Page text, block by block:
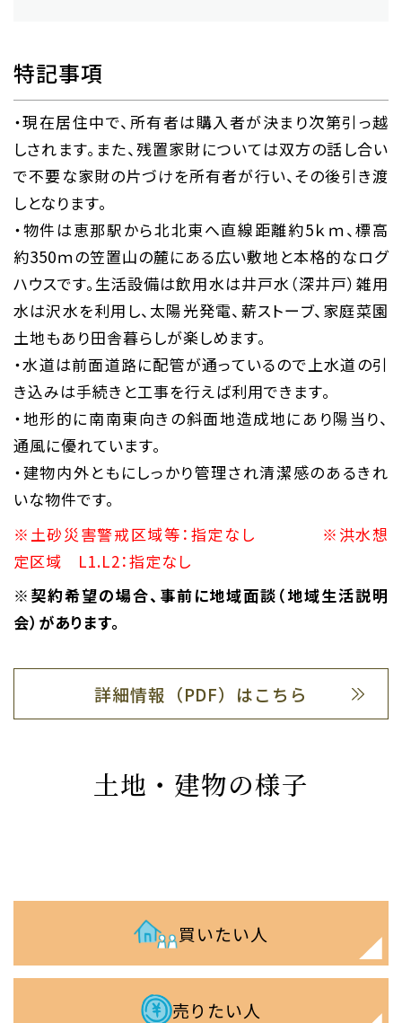
特記事項
・現在居住中で、所有者は購入者が決まり次第引っ越
しされます。また、残置家財については双方の話し合い
で不要な家財の片づけを所有者が行い、その後引き渡
しとなります。
・物件は恵那駅から北北東へ直線距離約5ｋｍ、標高
約350ｍの笠置山の麓にある広い敷地と本格的なログ
ハウスです。生活設備は飲用水は井戸水（深井戸）雑用
水は沢水を利用し、太陽光発電、薪ストーブ、家庭菜園
土地もあり田舎暮らしが楽しめます。
・水道は前面道路に配管が通っているので上水道の引
き込みは手続きと工事を行えば利用できます。
・地形的に南南東向きの斜面地造成地にあり陽当り、
通風に優れています。
・建物内外ともにしっかり管理され清潔感のあるきれ
いな物件です。
※土砂災害警戒区域等：指定なし ※洪水想
定区域 L1.L2：指定なし
※契約希望の場合、事前に地域面談（地域生活説明
会）があります。
詳細情報（PDF）はこちら
土地・建物の様子
買いたい人
売りたい人